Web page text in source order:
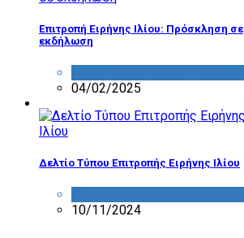
Επιτροπή Ειρήνης Ιλίου: Πρόσκληση σε
εκδήλωση
04/02/2025
Δελτίο Τύπου Επιτροπής Ειρήνης Ιλίου
10/11/2024